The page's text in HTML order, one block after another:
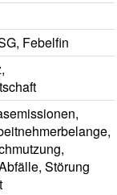
Febelfin
Störung